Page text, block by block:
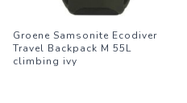
Groene Samsonite Ecodiver
Travel Backpack M 55L
climbing ivy